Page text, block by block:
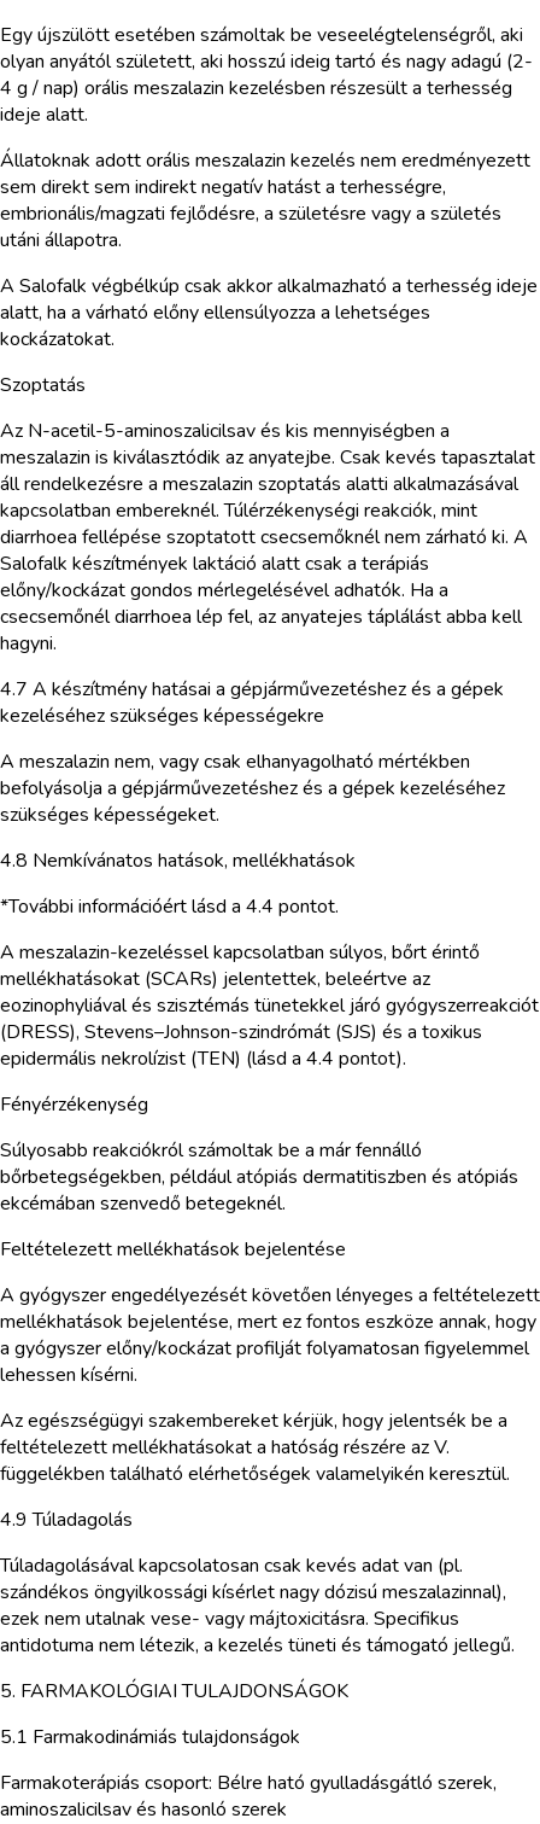
Egy újszülött esetében számoltak be veseelégtelenségről, aki
olyan anyától született, aki hosszú ideig tartó és nagy adagú (2-
4 g / nap) orális meszalazin kezelésben részesült a terhesség
ideje alatt.
Állatoknak adott orális meszalazin kezelés nem eredményezett
sem direkt sem indirekt negatív hatást a terhességre,
embrionális/magzati fejlődésre, a születésre vagy a születés
utáni állapotra.
A Salofalk végbélkúp csak akkor alkalmazható a terhesség ideje
alatt, ha a várható előny ellensúlyozza a lehetséges
kockázatokat.
Szoptatás
Az N-acetil-5-aminoszalicilsav és kis mennyiségben a
meszalazin is kiválasztódik az anyatejbe. Csak kevés tapasztalat
áll rendelkezésre a meszalazin szoptatás alatti alkalmazásával
kapcsolatban embereknél. Túlérzékenységi reakciók, mint
diarrhoea fellépése szoptatott csecsemőknél nem zárható ki. A
Salofalk készítmények laktáció alatt csak a terápiás
előny/kockázat gondos mérlegelésével adhatók. Ha a
csecsemőnél diarrhoea lép fel, az anyatejes táplálást abba kell
hagyni.
4.7 A készítmény hatásai a gépjárművezetéshez és a gépek
kezeléséhez szükséges képességekre
A meszalazin nem, vagy csak elhanyagolható mértékben
befolyásolja a gépjárművezetéshez és a gépek kezeléséhez
szükséges képességeket.
4.8 Nemkívánatos hatások, mellékhatások
*További információért lásd a 4.4 pontot.
A meszalazin-kezeléssel kapcsolatban súlyos, bőrt érintő
mellékhatásokat (SCARs) jelentettek, beleértve az
eozinophyliával és szisztémás tünetekkel járó gyógyszerreakciót
(DRESS), Stevens–Johnson-szindrómát (SJS) és a toxikus
epidermális nekrolízist (TEN) (lásd a 4.4 pontot).
Fényérzékenység
Súlyosabb reakciókról számoltak be a már fennálló
bőrbetegségekben, például atópiás dermatitiszben és atópiás
ekcémában szenvedő betegeknél.
Feltételezett mellékhatások bejelentése
A gyógyszer engedélyezését követően lényeges a feltételezett
mellékhatások bejelentése, mert ez fontos eszköze annak, hogy
a gyógyszer előny/kockázat profilját folyamatosan figyelemmel
lehessen kísérni.
Az egészségügyi szakembereket kérjük, hogy jelentsék be a
feltételezett mellékhatásokat a hatóság részére az V.
függelékben található elérhetőségek valamelyikén keresztül.
4.9 Túladagolás
Túladagolásával kapcsolatosan csak kevés adat van (pl.
szándékos öngyilkossági kísérlet nagy dózisú meszalazinnal),
ezek nem utalnak vese- vagy májtoxicitásra. Specifikus
antidotuma nem létezik, a kezelés tüneti és támogató jellegű.
5. FARMAKOLÓGIAI TULAJDONSÁGOK
5.1 Farmakodinámiás tulajdonságok
Farmakoterápiás csoport: Bélre ható gyulladásgátló szerek,
aminoszalicilsav és hasonló szerek